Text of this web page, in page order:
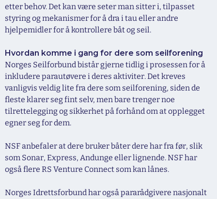
etter behov. Det kan være seter man sitter i, tilpasset
styring og mekanismer for å dra i tau eller andre
hjelpemidler for å kontrollere båt og seil.
Hvordan komme i gang for dere som seilforening
Norges Seilforbund bistår gjerne tidlig i prosessen for å
inkludere parautøvere i deres aktiviter. Det kreves
vanligvis veldig lite fra dere som seilforening, siden de
fleste klarer seg fint selv, men bare trenger noe
tilrettelegging og sikkerhet på forhånd om at opplegget
egner seg for dem.
NSF anbefaler at dere bruker båter dere har fra før, slik
som Sonar, Express, Andunge eller lignende. NSF har
også flere RS Venture Connect som kan lånes.
Norges Idrettsforbund har også pararådgivere nasjonalt